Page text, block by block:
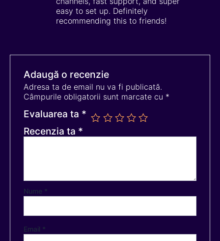
easy to set up. Definitely
recommending this to friends!
Adaugă o recenzie
Adresa ta de email nu va fi publicată.
Câmpurile obligatorii sunt marcate cu *
Evaluarea ta *
Recenzia ta *
Nume *
Email *